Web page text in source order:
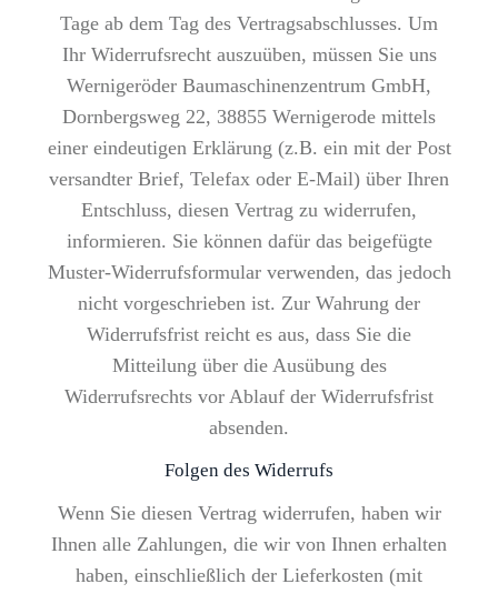
Tage ab dem Tag des Vertragsabschlusses. Um
Ihr Widerrufsrecht auszuüben, müssen Sie uns
Wernigeröder Baumaschinenzentrum GmbH,
Dornbergsweg 22, 38855 Wernigerode mittels
einer eindeutigen Erklärung (z.B. ein mit der Post
versandter Brief, Telefax oder E-Mail) über Ihren
Entschluss, diesen Vertrag zu widerrufen,
informieren. Sie können dafür das beigefügte
Muster-Widerrufsformular verwenden, das jedoch
nicht vorgeschrieben ist. Zur Wahrung der
Widerrufsfrist reicht es aus, dass Sie die
Mitteilung über die Ausübung des
Widerrufsrechts vor Ablauf der Widerrufsfrist
absenden.
Folgen des Widerrufs
Wenn Sie diesen Vertrag widerrufen, haben wir
Ihnen alle Zahlungen, die wir von Ihnen erhalten
haben, einschließlich der Lieferkosten (mit